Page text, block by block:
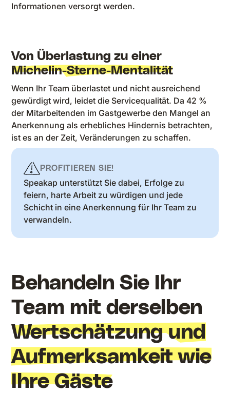
Informationen versorgt werden.
Von Überlastung zu einer
Michelin-Sterne-Mentalität
Wenn Ihr Team überlastet und nicht ausreichend
gewürdigt wird, leidet die Servicequalität. Da 42 %
der Mitarbeitenden im Gastgewerbe den Mangel an
Anerkennung als erhebliches Hindernis betrachten,
ist es an der Zeit, Veränderungen zu schaffen.
PROFITIEREN SIE!
Speakap unterstützt Sie dabei, Erfolge zu
feiern, harte Arbeit zu würdigen und jede
Schicht in eine Anerkennung für Ihr Team zu
verwandeln.
Behandeln Sie Ihr
Team mit derselben
Wertschätzung und
Aufmerksamkeit wie
Ihre Gäste